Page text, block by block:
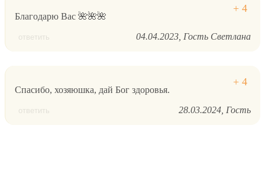
Благодарю Вас 🌺🌺🌺
ответить 04.04.2023 Гость Светлана
Спасибо, хозяюшка, дай Бог здоровья.
ответить 28.03.2024 Гость